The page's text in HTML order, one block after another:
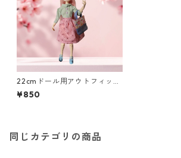
22cmドール用アウトフィット
３点セット 長袖シャツ・ギ
ャザースカート・ミニトート
¥850
同じカテゴリの商品